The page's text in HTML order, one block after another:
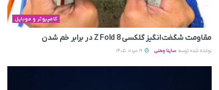
کامپیوتر و موبایل
مقاومت شگفت‌انگیز گلکسی Z Fold 8 در برابر خم شدن
نوشته شده توسط ساینا چمنی